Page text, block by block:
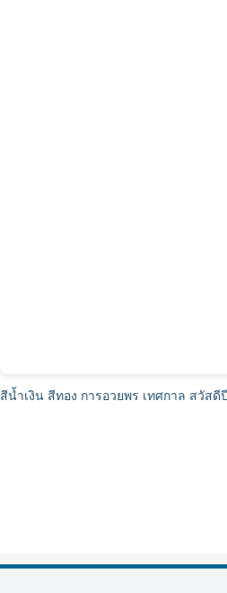
สีน้ำเงิน สีทอง การอวยพร เทศกาล สวัส